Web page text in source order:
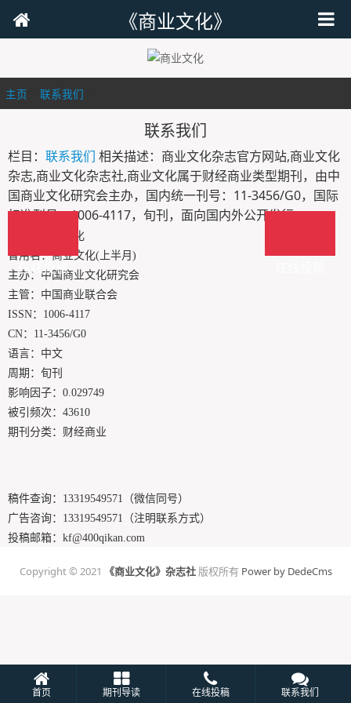
《商业文化》
主页 联系我们
联系我们
栏目： 联系我们 相关描述：商业文化杂志官方网站,商业文化
杂志,商业文化杂志社,商业文化属于财经商业类型期刊，由中
国商业文化研究会主办，国内统一刊号：11-3456/G0，国际
标准刊号：1006-4117，旬刊，面向国内外公开发行。
刊名：商业文化
曾用名：商业文化(上半月)
主办：中国商业文化研究会
主管：中国商业联合会
ISSN：1006-4117
CN：11-3456/G0
语言：中文
周期：旬刊
影响因子：0.029749
被引频次：43610
期刊分类：财经商业
稿件查询： 13319549571（微信同号）
广告咨询： 13319549571（注明联系方式）
投稿邮箱： kf@400qikan.com
Copyright © 2021 《商业文化》杂志社版权所有 Power by DedeCms
在线投稿
首页 期刊导读 在线投稿 联系我们